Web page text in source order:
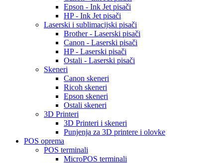
Epson - Ink Jet pisači
HP - Ink Jet pisači
Laserski i sublimacijski pisači
Brother - Laserski pisači
Canon - Laserski pisači
HP - Laserski pisači
Ostali - Laserski pisači
Skeneri
Canon skeneri
Ricoh skeneri
Epson skeneri
Ostali skeneri
3D Printeri
3D Printeri i skeneri
Punjenja za 3D printere i olovke
POS oprema
POS terminali
MicroPOS terminali